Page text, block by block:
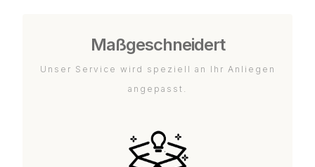
Maßgeschneidert
Unser Service wird speziell an Ihr Anliegen
angepasst.